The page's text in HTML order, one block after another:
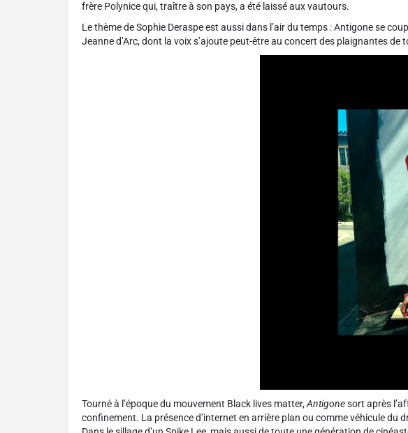
frère Polynice qui, traître à son pays, a été laissé aux vautours.
Le thème de Sophie Deraspe est aussi dans l’air du temps : Antigone se
Jeanne d’Arc, dont la voix s’ajoute peut-être au concert des plaignantes de
Tourné à l’époque du mouvement Black lives matter,Antigonesort après
confinement. La présence d’internet en arrière plan ou comme véhicule du